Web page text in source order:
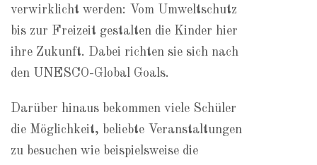
verwirklicht werden: Vom Umweltschutz
bis zur Freizeit gestalten die Kinder hier
ihre Zukunft. Dabei richten sie sich nach
den UNESCO-Global Goals.
Darüber hinaus bekommen viele Schüler
die Möglichkeit, beliebte Veranstaltungen
zu besuchen wie beispielsweise die